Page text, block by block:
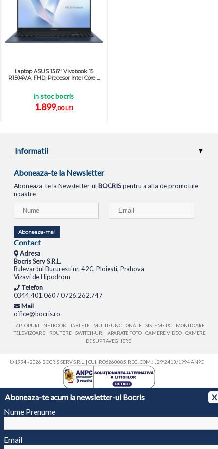
Aboneaza-te acum la newsletter-ul Bocris
X
Nume Prenume
Email
Laptop ASUS 15.6'' Vivobook 15
R1504VA, FHD, Procesor Intel Core ...
in stoc bocris
1.899,00 LEI
Informatii
Aboneaza-te la Newsletter
Aboneaza-te la Newsletter-ul BOCRISpentru a afla de promotiile
noastre
Aboneaza-ma!
Contact
Adresa
Bocris Serv S.R.L.
Bulevardul Bucuresti nr. 42C, Ploiesti, Prahova
Vizavi de Hipodrom
Telefon
0344.401.060 / 0726.262.747
Mail
office@bocris.ro
LAPTOPURI NETBOOK TABLETE MULTIFUNCTIONALE SISTEME PC
MONITOARE
TELEVIZOARE
ROUTERE SWITCH-URI APARATE FOTO CAMERE VIDEO
CAMERE
DE SUPRAVEGHERE
© 1994 - 2026 BOCRIS SERV S.R.L. | CUI: RO6260085, REG. COM.: J29/2413/1994ANPC